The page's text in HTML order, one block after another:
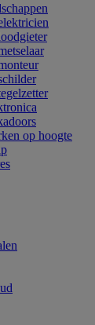
op hoogte